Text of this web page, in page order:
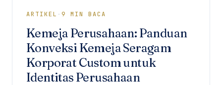
ARTIKEL · 9 MIN BACA
Kemeja Perusahaan: Panduan
Konveksi Kemeja Seragam
Korporat Custom untuk
Identitas Perusahaan